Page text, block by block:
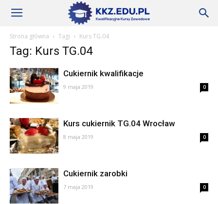
Szkoły
KKZ
Aktualności
Strona główna Tagi Kurs TG.04
Tag: Kurs TG.04
Cukiernik kwalifikacje
9 maja 2019 0
Kurs cukiernik TG.04 Wrocław
8 maja 2019 0
Cukiernik zarobki
7 maja 2019 0